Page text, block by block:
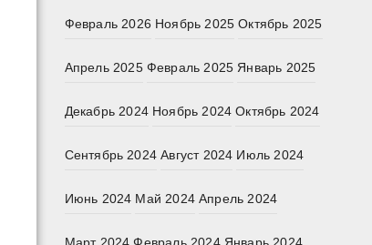
Февраль 2026 Ноябрь 2025 Октябрь 2025
Апрель 2025 Февраль 2025 Январь 2025
Декабрь 2024 Ноябрь 2024 Октябрь 2024
Сентябрь 2024 Август 2024 Июль 2024
Июнь 2024 Май 2024 Апрель 2024